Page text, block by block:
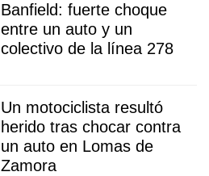
Banfield: fuerte choque
entre un auto y un
colectivo de la línea 278
Un motociclista resultó
herido tras chocar contra
un auto en Lomas de
Zamora